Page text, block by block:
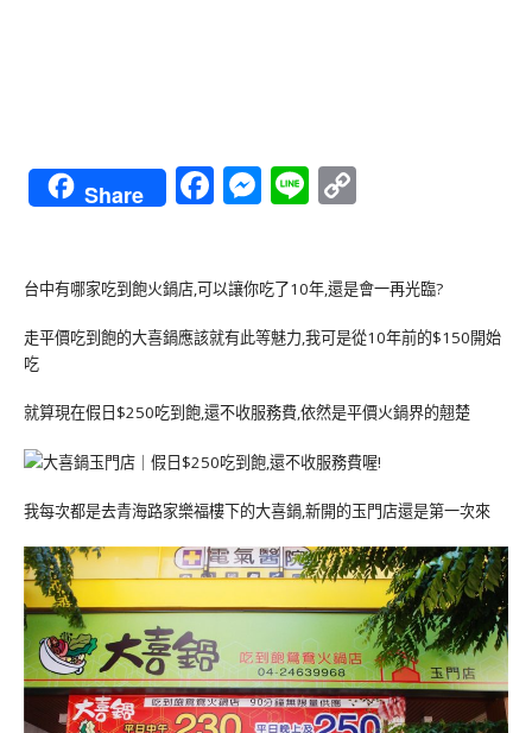
Share Facebook
Messenger
Line
台中有哪家吃到飽火鍋店,可以讓你吃了10年,還是會一再光臨?
走平價吃到飽的大喜鍋應該就有此等魅力,我可是從10年前的$150開始
吃
就算現在假日$250吃到飽,還不收服務費,依然是平價火鍋界的翹楚
我每次都是去青海路家樂福樓下的大喜鍋,新開的玉門店還是第一次來